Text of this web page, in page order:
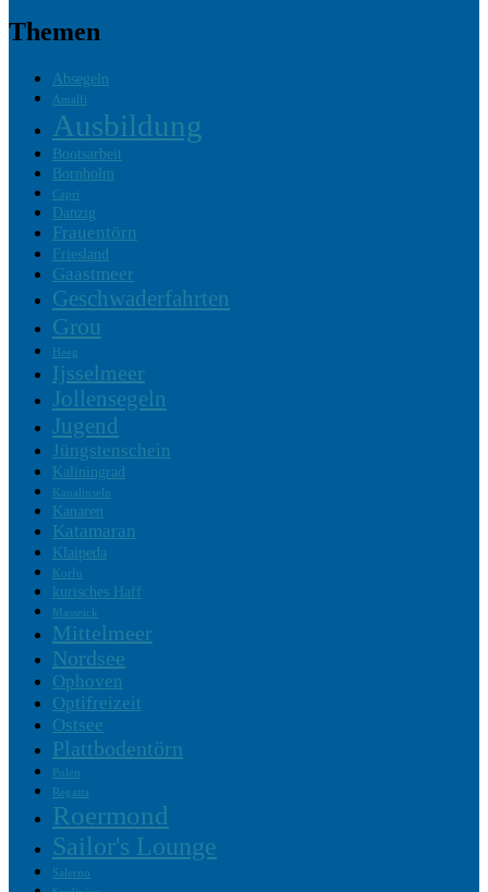
Themen
Absegeln
Amalfi
Ausbildung
Bootsarbeit
Bornholm
Capri
Danzig
Frauentörn
Friesland
Gaastmeer
Geschwaderfahrten
Grou
Heeg
Ijsselmeer
Jollensegeln
Jugend
Jüngstenschein
Kaliningrad
Kanalinseln
Kanaren
Katamaran
Klaipeda
Korfu
kurisches Haff
Masseick
Mittelmeer
Nordsee
Ophoven
Optifreizeit
Ostsee
Plattbodentörn
Polen
Regatta
Roermond
Sailor's Lounge
Salerno